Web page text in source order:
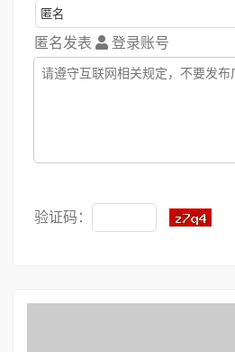
匿名发表 登录账号
验证码：